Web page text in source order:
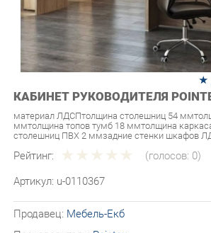
КАБИНЕТ РУКОВОДИТЕЛЯ
материал ЛДСПтолщина столешниц 54
столешниц ПВХ 2 ммзадние стенки шкафов
Рейтинг: (голосов:0)
Артикул: u-0110367
Производитель:Pointex